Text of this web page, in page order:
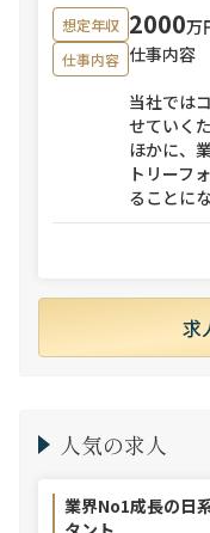
想定年収 2000万
仕事内容 仕事内容
当社では
せていく
ほかに、
トリーフ
ることに
求
人気の求人
業界No1成長の日